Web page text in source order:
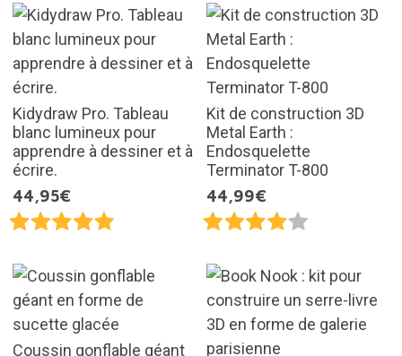
Kidydraw Pro. Tableau
blanc lumineux pour
apprendre à dessiner et à
écrire.
44,95€
Kit de construction 3D
Metal Earth :
Endosquelette
Terminator T-800
44,99€
Coussin gonflable géant